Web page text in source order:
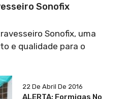
Sonofix
Sonofix, uma
e qualidade para o
22 De Abril De 2016
ALERTA: Formigas No